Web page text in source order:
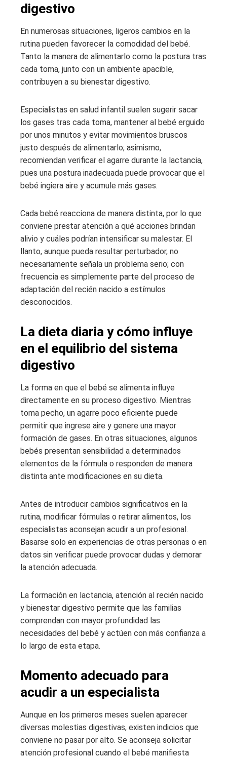
digestivo
En numerosas situaciones, ligeros cambios en la
rutina pueden favorecer la comodidad del bebé.
Tanto la manera de alimentarlo como la postura tras
cada toma, junto con un ambiente apacible,
contribuyen a su bienestar digestivo.
Especialistas en salud infantil suelen sugerir sacar
los gases tras cada toma, mantener al bebé erguido
por unos minutos y evitar movimientos bruscos
justo después de alimentarlo; asimismo,
recomiendan verificar el agarre durante la lactancia,
pues una postura inadecuada puede provocar que el
bebé ingiera aire y acumule más gases.
Cada bebé reacciona de manera distinta, por lo que
conviene prestar atención a qué acciones brindan
alivio y cuáles podrían intensificar su malestar. El
llanto, aunque pueda resultar perturbador, no
necesariamente señala un problema serio; con
frecuencia es simplemente parte del proceso de
adaptación del recién nacido a estímulos
desconocidos.
La dieta diaria y cómo influye
en el equilibrio del sistema
digestivo
La forma en que el bebé se alimenta influye
directamente en su proceso digestivo. Mientras
toma pecho, un agarre poco eficiente puede
permitir que ingrese aire y genere una mayor
formación de gases. En otras situaciones, algunos
bebés presentan sensibilidad a determinados
elementos de la fórmula o responden de manera
distinta ante modificaciones en su dieta.
Antes de introducir cambios significativos en la
rutina, modificar fórmulas o retirar alimentos, los
especialistas aconsejan acudir a un profesional.
Basarse solo en experiencias de otras personas o en
datos sin verificar puede provocar dudas y demorar
la atención adecuada.
La formación en lactancia, atención al recién nacido
y bienestar digestivo permite que las familias
comprendan con mayor profundidad las
necesidades del bebé y actúen con más confianza a
lo largo de esta etapa.
Momento adecuado para
acudir a un especialista
Aunque en los primeros meses suelen aparecer
diversas molestias digestivas, existen indicios que
conviene no pasar por alto. Se aconseja solicitar
atención profesional cuando el bebé manifiesta